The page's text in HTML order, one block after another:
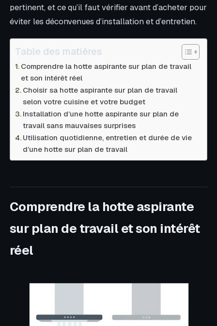
pertinent, et ce qu’il faut vérifier avant d’acheter pour
éviter les déconvenues d’installation et d’entretien.
Table des matières
Comprendre la hotte aspirante sur plan de travail
et son intérêt réel
Choisir sa hotte aspirante sur plan de travail
selon votre cuisine et votre budget
Installation d’une hotte aspirante sur plan de
travail sans mauvaises surprises
Utilisation quotidienne, entretien et durée de vie
d’une hotte sur plan de travail
Comprendre la hotte aspirante
sur plan de travail et son intérêt
réel